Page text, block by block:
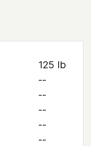
125 lb
--
--
--
--
--